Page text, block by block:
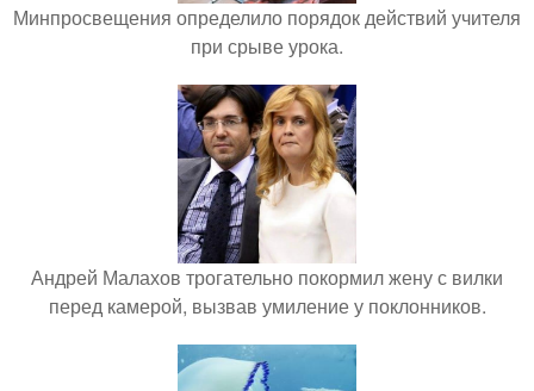
Минпросвещения определило порядок действий учителя
при срыве урока.
Андрей Малахов трогательно покормил жену с вилки
перед камерой, вызвав умиление у поклонников.